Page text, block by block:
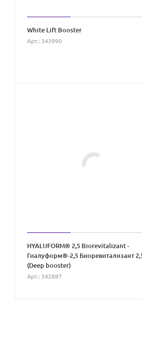
White Lift Booster
Арт.: 343990
HYALUFORM® 2,5 Biorevitalizant -
Гиалуформ®-2,5 Биоревитализант
(Deep booster)
Арт.: 342887